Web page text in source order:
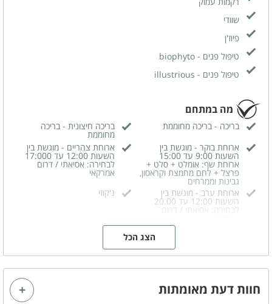
שוודי
פיוז'ן
טיפול פנים - biophyto
טיפול פנים - illustrious
מה במתחם
בריכה - בריכה מחוממת בריכה חיצונית - בריכה
מחוממת
ארוחת בוקר - מוגשת בין
השעות 9:00 עד 15:00
ארוחת שף: אומלט + סלט +
פרצל + לחם מחמצת וקראסון,
גבינות וממרחים
ארוחת צהריים - מוגשת בין
השעות 12:00 עד 17:000
לבחירה: אסיאתי / דרום
אמרקאי
ארוחת ערב - מוגשת בין
השעות 12:00 עד 20.00
לבחירה: אסיאתי / דרום
ג'קוזי
ספא יוקרתי
הצג הכל
חוות דעת מאומתות